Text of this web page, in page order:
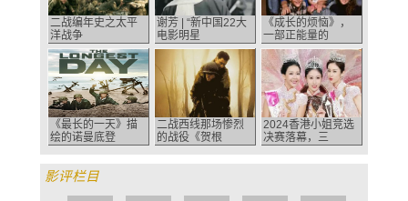
二战编年史之太平
洋战争
谢芳 | “新中国22大
电影明星
《成长的烦恼》，
一部正能量的
《最长的一天》描
绘的诺曼底登
二战西线那场惨烈
的战役《贺根
2024香港小姐竞选
决赛落幕，三
影评栏目